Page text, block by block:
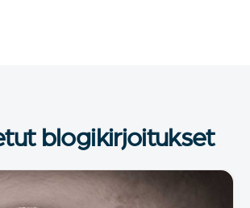
blogikirjoitukset